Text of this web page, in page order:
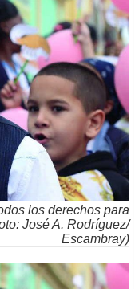
los derechos para
José A. Rodríguez/
Escambray)